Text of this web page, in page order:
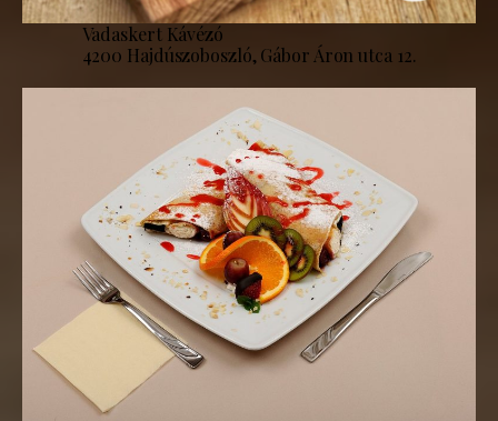
Vadaskert Kávézó
4200 Hajdúszoboszló, Gábor Áron utca 12.